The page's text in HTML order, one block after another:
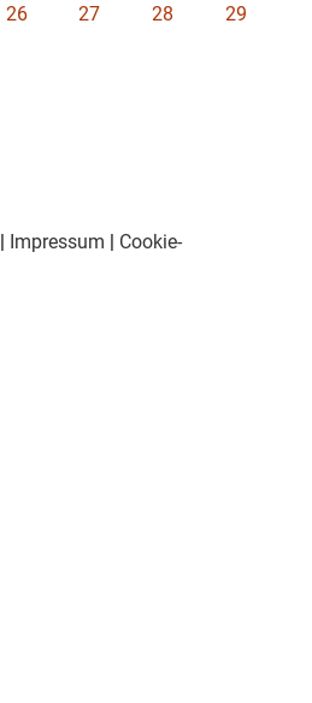
26 27 28
29
Impressum
Cookie-